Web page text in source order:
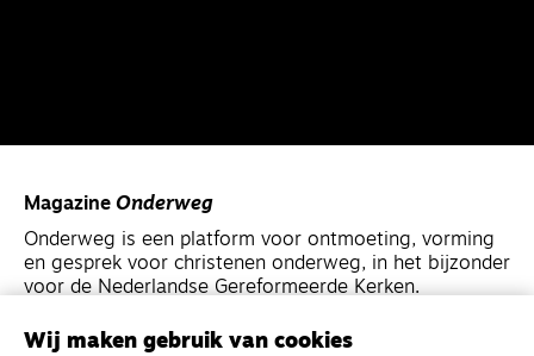
Magazine Onderweg
Onderweg is een platform voor ontmoeting, vorming
en gesprek voor christenen onderweg, in het bijzonder
voor de Nederlandse Gereformeerde Kerken.
MagazineOnderweg
Wij maken gebruik van cookies